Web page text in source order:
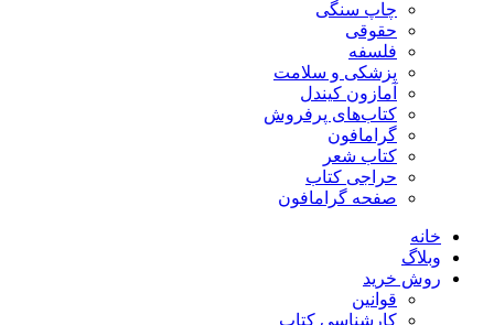
چاپ سنگی
حقوقی
فلسفه
پزشکی و سلامت
آمازون کیندل
کتاب‌های پرفروش
گرامافون
کتاب شعر
حراجی کتاب
صفحه گرامافون
خانه
وبلاگ
روش خرید
قوانین
کارشناسی کتاب